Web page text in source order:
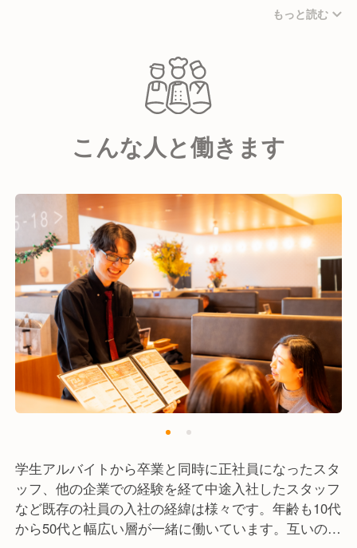
また、特急焼肉せいざんの目玉は何といっても料理や
す！北海道初導入のシステムで、タッチパネルからオ
ーダーしていただいた商品がレーンで運ばれてくるの
で、特にお子様に大好評です！
料理そのものだけでなく、設備などあらゆる場面でお
客様に楽しんでいただける店舗となっております。
もっと読む
こんな人と働きます
学生アルバイトから卒業と同時に正社員になったスタ
ッフ、他の企業での経験を経て中途入社したスタッフ
など既存の社員の入社の経緯は様々です。年齢も10代
から50代と幅広い層が一緒に働いています。互いの価